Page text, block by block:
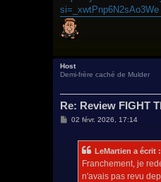
si=_xwtPnp6N2sAo3We
Host
Demi-frère caché de Mulder
Re: Review FIGHT
M02 févr. 2026, 17:14
LeMartien a écrit :
Franchement, je
n'avais pas revu